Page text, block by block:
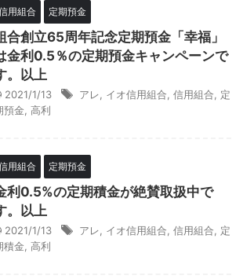
用組合 定期預金
合創立65周年記念定期預金「幸福」
金利0.5％の定期預金キャンペーンで
。以上
2021/1/13 アレ イオ信用組合 信用組合
定
預金 高利
用組合 定期預金
利0.5%の定期積金が絶賛取扱中で
。以上
2021/1/13 アレ イオ信用組合 信用組合
定
積金 高利